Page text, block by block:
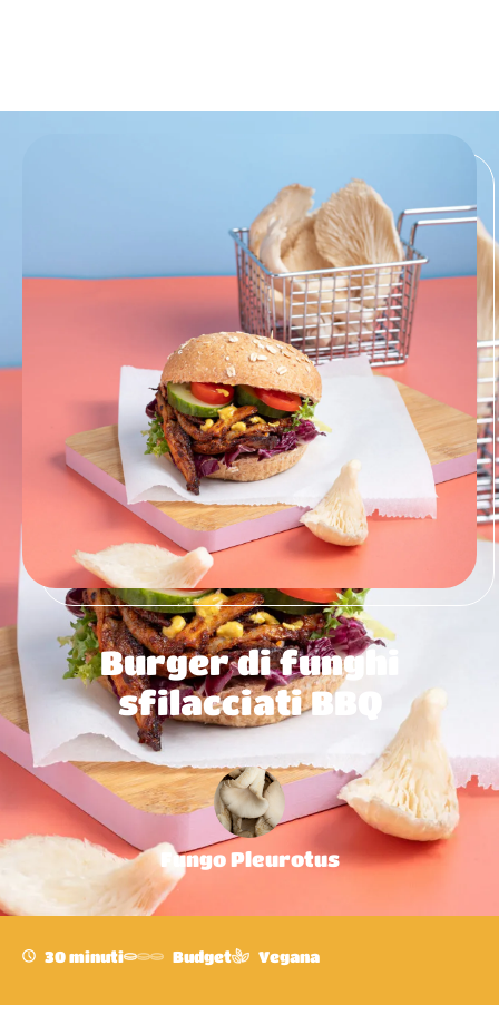
Burger di funghi
sfilacciati BBQ
Fungo Pleurotus
30 minuti Budget Vegana